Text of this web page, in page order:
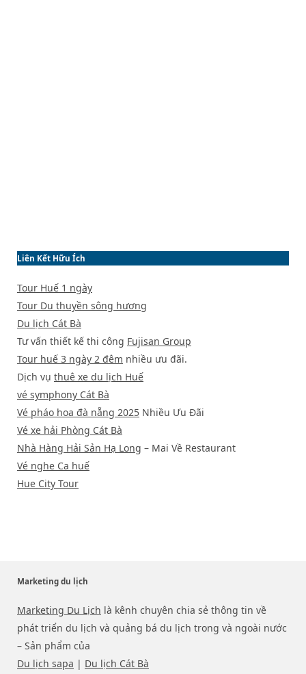
Liên Kết Hữu Ích
Tour Huế 1 ngày
Tour Du thuyền sông hương
Du lịch Cát Bà
Tư vấn thiết kế thi công Fujisan Group
Tour huế 3 ngày 2 đêm nhiều ưu đãi.
Dịch vụ thuê xe du lịch Huế
vé symphony Cát Bà
Vé pháo hoa đà nẵng 2025 Nhiều Ưu Đãi
Vé xe hải Phòng Cát Bà
Nhà Hàng Hải Sản Hạ Long – Mai Về Restaurant
Vé nghe Ca huế
Hue City Tour
Marketing du lịch
Marketing Du Lịch là kênh chuyên chia sẻ thông tin về
phát triển du lịch và quảng bá du lịch trong và ngoài nước
– Sản phẩm của
Du lịch sapa | Du lịch Cát Bà